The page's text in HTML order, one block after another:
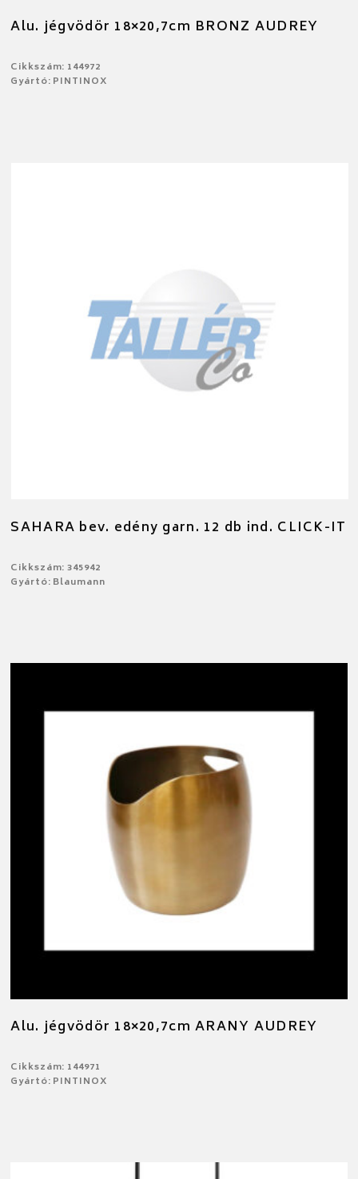
Alu. jégvödör 18×20,7cm BRONZ AUDREY
Cikkszám: 144972
Gyártó: PINTINOX
SAHARA bev. edény garn. 12 db ind. CLICK-IT
Cikkszám: 345942
Gyártó: Blaumann
Alu. jégvödör 18×20,7cm ARANY AUDREY
Cikkszám: 144971
Gyártó: PINTINOX